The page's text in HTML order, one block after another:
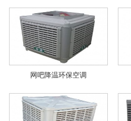
网吧降温环保空调